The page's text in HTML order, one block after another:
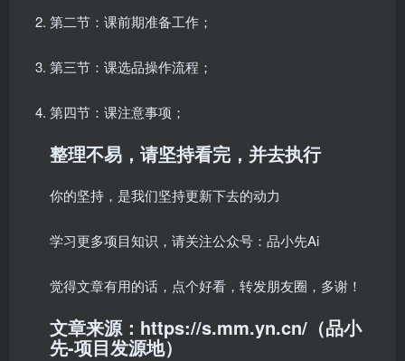
第二节：课前期准备工作；
第三节：课选品操作流程；
第四节：课注意事项；
整理不易，请坚持看完，并去执行
你的坚持，是我们坚持更新下去的动力
学习更多项目知识，请关注公众号：品小先Ai
觉得文章有用的话，点个好看，转发朋友圈，多谢！
文章来源：https://s.mm.yn.cn/（品小
先-项目发源地）